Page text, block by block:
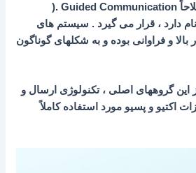
موجبری و غیره که اصطلاحاً Guided Communication .(
دارد ، قرار می گیرد . سیستم های
بالا و فراوانی بوده و به شکلهای گوناگون
این گروههای اصلی ، تکنولوژی ارسال و
اکتیو و پسیو مورد استفاده کاملاً